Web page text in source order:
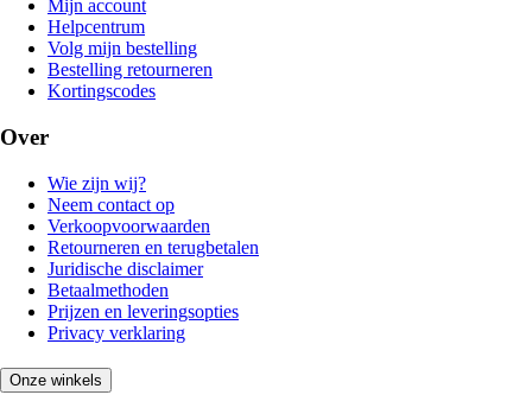
Mijn account
Helpcentrum
Volg mijn bestelling
Bestelling retourneren
Kortingscodes
Over
Wie zijn wij?
Neem contact op
Verkoopvoorwaarden
Retourneren en terugbetalen
Juridische disclaimer
Betaalmethoden
Prijzen en leveringsopties
Privacy verklaring
Onze winkels